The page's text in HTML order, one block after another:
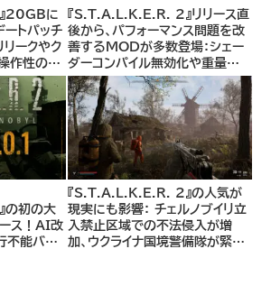
20GBに
トパッチ
ークやク
作性の向
修正、AI
安定化な
『S.T.A.L.K.E.R. 2』リリース直
後から、パフォーマンス問題を改
善するMODが多数登場：シェー
ダーコンパイル無効化や重量制
限解除MODなど、プレイヤー体
験を大幅に向上させるMODを
紹介
の初の大
ス！AI改
不能バグ
『S.T.A.L.K.E.R. 2』の人気が
現実にも影響： チェルノブイリ立
入禁止区域での不法侵入が増
加、ウクライナ国境警備隊が緊急